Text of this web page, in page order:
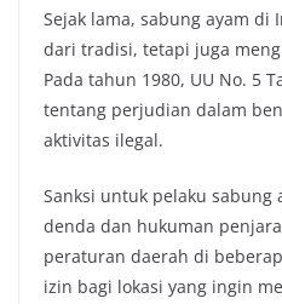
Sejak lama, sabung ayam di
dari tradisi, tetapi juga
Pada tahun 1980, UU No. 5
tentang perjudian dalam
aktivitas ilegal.
Sanksi untuk pelaku sabung
denda dan hukuman
peraturan daerah di
izin bagi lokasi yang ingin